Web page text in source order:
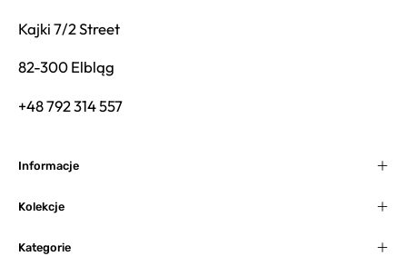
Kajki 7/2 Street
82-300 Elbląg
+48 792 314 557
Informacje
Kolekcje
Kategorie